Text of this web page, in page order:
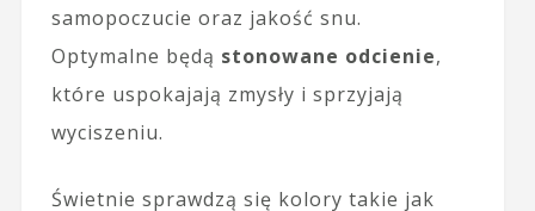
samopoczucie oraz jakość snu.
Optymalne będą stonowane odcienie,
które uspokajają zmysły i sprzyjają
wyciszeniu.
Świetnie sprawdzą się kolory takie jak